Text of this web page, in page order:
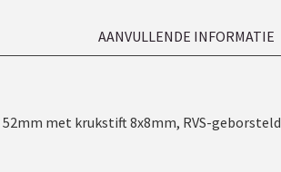
AANVULLENDE INFORMATIE
met krukstift 8x8mm, RVS-geborsteld